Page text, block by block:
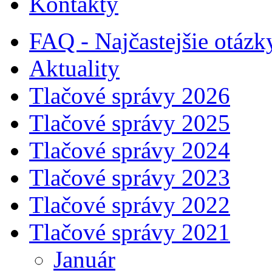
FAQ - Najčastejšie
Aktuality
Tlačové správy 2026
Tlačové správy 2025
Tlačové správy 2024
Tlačové správy 2023
Tlačové správy 2022
Tlačové správy 2021
Január